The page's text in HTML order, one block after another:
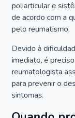
poliarticular e
de acordo com a
pelo reumatismo.
Devido à
imediato, é
reumatologista
para prevenir o
sintomas.